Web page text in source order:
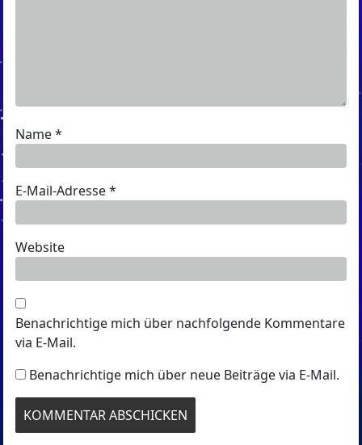
Name*
E-Mail-Adresse*
Website
Benachrichtige mich über nachfolgende Kommentare
via E-Mail.
Benachrichtige mich über neue Beiträge via E-Mail.